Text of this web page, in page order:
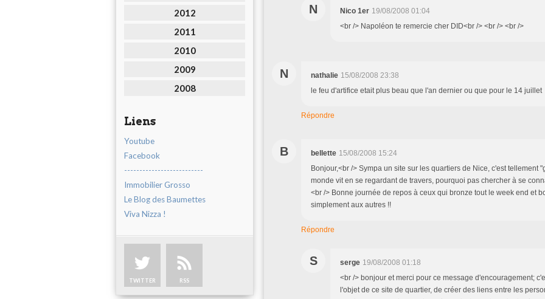
2012
2011
2010
2009
2008
Liens
Youtube
Facebook
--------------------------
Immobilier Grosso
Le Blog des Baumettes
Viva Nizza !
TWITTER RSS
N Nico 1er 19/08/2008 01:04
<br /> Napoléon te remercie cher DID<br /> <br /> <br />
N nathalie 15/08/2008 23:38
le feu d'artifice etait plus beau que l'an dernier ou que pour le 14 juillet
Répondre
B bellette 15/08/2008 15:24
Bonjour,<br /> Sympa un site sur les quartiers de Nice, c'est tellement
monde vit en se regardant de travers, pourquoi pas chercher à se
<br /> Bonne journée de repos à ceux qui bronze tout le week end et
simplement aux autres !!
Répondre
S serge 19/08/2008 01:18
<br /> bonjour et merci pour ce message d'encouragement;
l'objet de ce site de quartier, de créer des liens entre les